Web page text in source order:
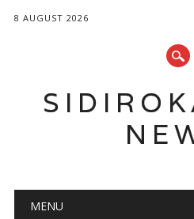
8 AUGUST 2026
Main menu
MENU